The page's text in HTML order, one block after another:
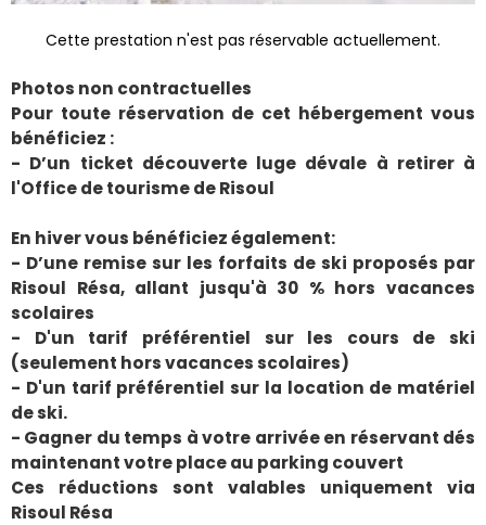
Cette prestation n'est pas réservable actuellement.
Photos non contractuelles
Pour toute réservation de cet hébergement vous
bénéficiez :
- D’un ticket découverte luge dévale à retirer à
l'Office de tourisme de Risoul
En hiver vous bénéficiez également:
- D’une remise sur les forfaits de ski proposés par
Risoul Résa, allant jusqu'à 30 % hors vacances
scolaires
- D'un tarif préférentiel sur les cours de ski
(seulement hors vacances scolaires)
- D'un tarif préférentiel sur la location de matériel
de ski.
- Gagner du temps à votre arrivée en réservant dés
maintenant votre place au parking couvert
Ces réductions sont valables uniquement via
Risoul Résa